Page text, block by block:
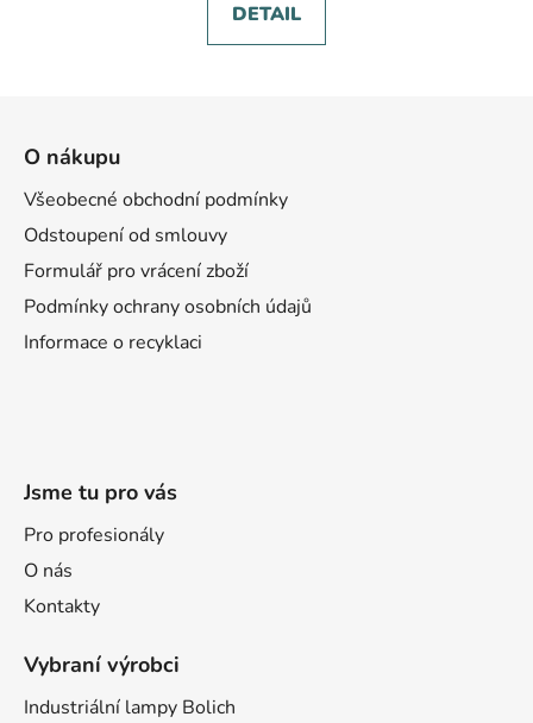
DETAIL
O nákupu
Všeobecné obchodní podmínky
Odstoupení od smlouvy
Formulář pro vrácení zboží
Podmínky ochrany osobních údajů
Informace o recyklaci
Jsme tu pro vás
Pro profesionály
O nás
Kontakty
Vybraní výrobci
Industriální lampy Bolich